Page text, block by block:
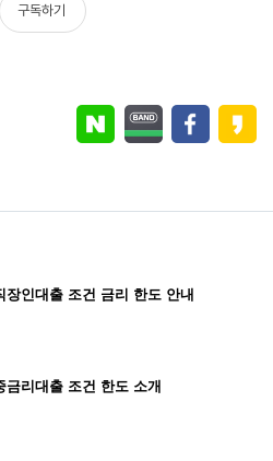
구독하기
장인대출 조건 금리 한도 안내
금리대출 조건 한도 소개